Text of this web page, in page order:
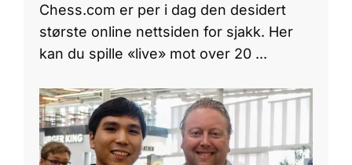
Chess.com er per i dag den desidert
største online nettsiden for sjakk. Her
kan du spille «live» mot over 20 ...